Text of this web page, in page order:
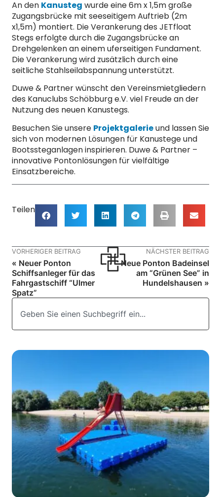
An den Kanusteg wurde eine 6m x 1,5m große
Zugangsbrücke mit seeseitigem Auftrieb (2m
x1,5m) montiert. Die Verankerung des JETfloat
Stegs erfolgte durch die Zugangsbrücke an
Drehgelenken an einem uferseitigen Fundament.
Die Verankerung wird zusätzlich durch eine
seitliche Stahlseilabspannung unterstützt.
Duwe & Partner wünscht den Vereinsmietgliedern
des Kanuclubs Schöbburg e.V. viel Freude an der
Nutzung des neuen Kanustegs.
Besuchen Sie unsere Projektgalerieund lassen Sie
sich von modernen Lösungen für Kanustege und
Bootssteganlagen inspirieren. Duwe & Partner –
innovative Pontonlösungen für vielfältige
Einsatzbereiche.
Teilen
VORHERIGER BEITRAG
« Neuer Ponton
Schiffsanleger für das
Fahrgastschiff “Ulmer
Spatz”
NÄCHSTER BEITRAG
Neue Ponton Badeinsel
am “Grünen See” in
Hundelshausen »